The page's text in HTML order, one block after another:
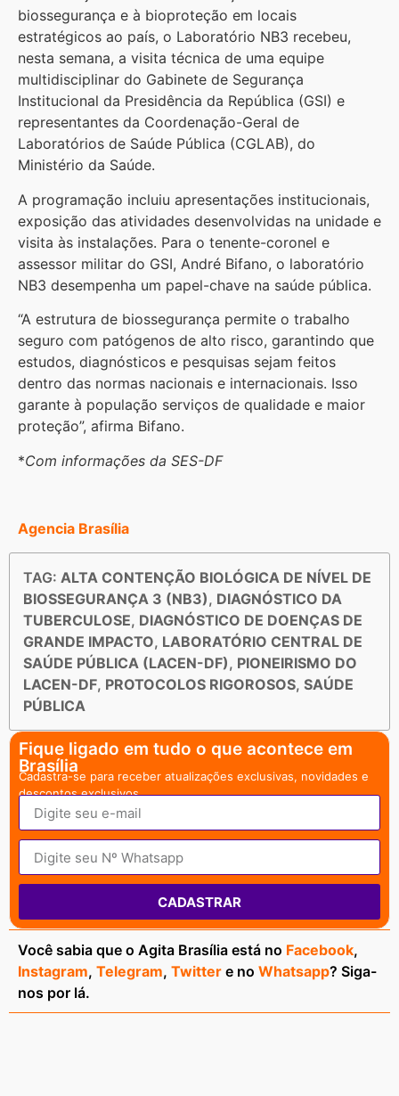
biossegurança e à bioproteção em locais
estratégicos ao país, o Laboratório NB3 recebeu,
nesta semana, a visita técnica de uma equipe
multidisciplinar do Gabinete de Segurança
Institucional da Presidência da República (GSI) e
representantes da Coordenação-Geral de
Laboratórios de Saúde Pública (CGLAB), do
Ministério da Saúde.
A programação incluiu apresentações institucionais,
exposição das atividades desenvolvidas na unidade e
visita às instalações. Para o tenente-coronel e
assessor militar do GSI, André Bifano, o laboratório
NB3 desempenha um papel-chave na saúde pública.
“A estrutura de biossegurança permite o trabalho
seguro com patógenos de alto risco, garantindo que
estudos, diagnósticos e pesquisas sejam feitos
dentro das normas nacionais e internacionais. Isso
garante à população serviços de qualidade e maior
proteção”, afirma Bifano.
*Com informações da SES-DF
Agencia Brasília
TAG: ALTA CONTENÇÃO BIOLÓGICA DE NÍVEL DE
BIOSSEGURANÇA 3 (NB3), DIAGNÓSTICO DA
TUBERCULOSE, DIAGNÓSTICO DE DOENÇAS DE
GRANDE IMPACTO, LABORATÓRIO CENTRAL DE
SAÚDE PÚBLICA (LACEN-DF), PIONEIRISMO DO
LACEN-DF, PROTOCOLOS RIGOROSOS, SAÚDE
PÚBLICA
Fique ligado em tudo o que acontece em
Brasília
Cadastra-se para receber atualizações exclusivas, novidades e
descontos exclusivos.
CADASTRAR
Você sabia que o Agita Brasília está no Facebook,
Instagram, Telegram, Twitter e no Whatsapp? Siga-
nos por lá.